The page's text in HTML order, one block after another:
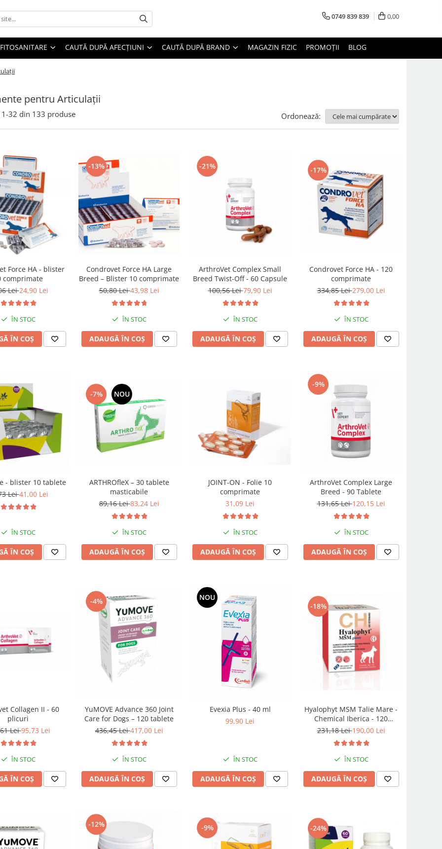
0749 839 839 0,00
FITOSANITARE CAUTĂ DUPĂ AFECȚIUNI CAUTĂ DUPĂ BRAND MAGAZIN FIZIC PROMOȚII BLOG
pentru Articulații
1-32 din 133 produse Ordonează:
Force HA - blister
comprimate
Lei24,90 Lei
ÎN STOC
ÎN COȘ
-13%
Condrovet Force HA Large
Breed – Blister 10 comprimate
50,80 Lei43,98 Lei
ÎN STOC
ADAUGĂ ÎN COȘ
-21%
ArthroVet Complex Small
Breed Twist-Off - 60 Capsule
100,56 Lei79,90 Lei
ÎN STOC
ADAUGĂ ÎN COȘ
-17%
Condrovet Force HA - 120
comprimate
334,85 Lei279,00 Lei
ÎN STOC
ADAUGĂ ÎN COȘ
- blister 10 tablete
Lei41,00 Lei
ÎN STOC
ÎN COȘ
-7% NOU
ARTHROfleX – 30 tablete
masticabile
89,16 Lei83,24 Lei
ÎN STOC
ADAUGĂ ÎN COȘ
JOINT-ON - Folie 10
comprimate
31,09 Lei
ÎN STOC
ADAUGĂ ÎN COȘ
-9%
ArthroVet Complex Large
Breed - 90 Tablete
131,65 Lei120,15 Lei
ÎN STOC
ADAUGĂ ÎN COȘ
Collagen II - 60
plicuri
Lei95,73 Lei
ÎN STOC
ÎN COȘ
-4%
YuMOVE Advance 360 Joint
Care for Dogs – 120 tablete
436,45 Lei417,00 Lei
ÎN STOC
ADAUGĂ ÎN COȘ
NOU
Evexia Plus - 40 ml
99,90 Lei
ÎN STOC
ADAUGĂ ÎN COȘ
-18%
Hyalophyt MSM Talie Mare -
Chemical Iberica - 120
comprimate
231,18 Lei190,00 Lei
ÎN STOC
ADAUGĂ ÎN COȘ
-12% -9% -24%